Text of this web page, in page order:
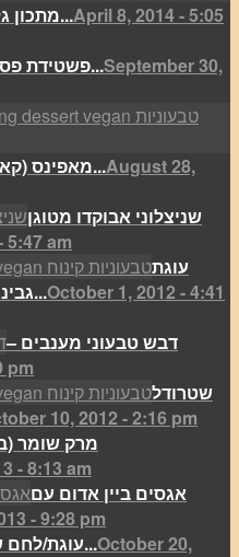
מתכון גלידה טבעונית שוקולד רום...April 8, 2014 - 5:05
פשטידת פסטה עם קישואים וצנוברים...September 30,
מאפינס (קאפקייקס) גזר, פקאן וקינמון...August 28,
שניצלוני אבוקדו מטוגן
5:47 am
עוגת
גבינה טבעונית (טופוטי) בטעם...October 1, 2012 - 4:41
דבש טבעוני מענבים –
pm
שטרודל
10, 2012 - 2:16 pm
מרק שומר
- 8:13 am
אגסים ביין אדום עם
- 9:28 pm
עוגת/לחם שמרים עם שוקולד טבעוני...October 20,